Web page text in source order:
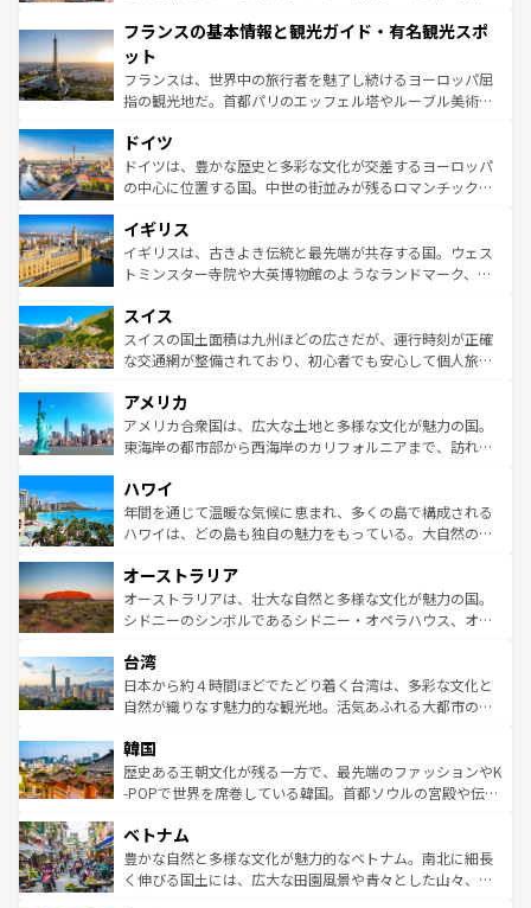
ませてくれるイタリアで、忘れられない旅をしてみよう！
なお、新着のイタリア情報は
しい。
文化が根付くこの国では、情熱的なフラメンコ、熱気あふ
れる闘牛、そして美味しいタパスが生活の一部となってい
る。首都マドリードの洗練された雰囲気や、バルセロナの
アートに溢れた街角から、地方では古代ローマ遺跡や中世
せる。地方によって風土や気候が異なるスペインはその個
性で訪れる人を魅了する。 なお、新着のスペイン情報は コ
ンテンツ一覧を参照してほしい。
フランスの基本情報と観光ガイド・有名観光スポ
ット
フランスは、世界中の旅行者を魅了し続けるヨーロッパ屈
指の観光地だ。首都パリのエッフェル塔やルーブル美術館
で、幅広い魅力が詰まっている。華麗な宮殿、歴史的な大
聖堂、美しいビーチ、そして豊かな自然が、訪れる者を心
から魅了する。また、フランスは美食の国としても知ら
いる。シャンパンの発祥地であるランス、プロヴァンスの
香り高いラベンダー畑など、多彩な楽しみ方が可能だ。さ
らに、パリ以外の地域にも魅力が溢れており、どの街角に
れる地方に足を運ぶとそれぞれで全く異なる文化を体験で
きるだろう。 なお、新着のフランス情報はコンテンツ一覧
を参照してほしい。
ドイツ
ドイツは、豊かな歴史と多彩な文化が交差するヨーロッパ
の中心に位置する国。中世の街並みが残るロマンチック街
顔を持つこの国は、どこを歩いても飽きることがない。ベ
ルリンの文化的活気、バイエルン州のアルプスの絶景、そ
してライン川沿いのワイン畑といった風景は必見。ビール
は、お酒好きな人にはぜひ体験してほしい。 なお、新着の
ドイツ情報はコンテンツ一覧を参照してほしい。
イギリス
イギリスは、古きよき伝統と最先端が共存する国。ウェス
トミンスター寺院や大英博物館のようなランドマーク、歴
リアごとに異なる魅力がある。また、優雅なアフタヌーン
ティー、ビール好きにはたまらない英国パブ、サッカー観
戦など、本場だからこそできる体験も豊富。イギリスを旅
ンツ一覧を参照してほしい。
スイス
スイスの国土面積は九州ほどの広さだが、運行時刻が正確
な交通網が整備されており、初心者でも安心して個人旅行
の建物がそのまま残る町や、スイスならではのユニークな
博物館もあり、アルプス観光だけでなく町歩きも満喫する
ことができる。国民の所得が高いため物価も高いが、旅行
ば市内交通費無料で観光を楽しむこともできる。 なお、新
着のスイス情報はコンテンツ一覧 を参照してほしい。
アメリカ
アメリカ合衆国は、広大な土地と多様な文化が魅力の国。
東海岸の都市部から西海岸のカリフォルニアまで、訪れる
のような巨大都市は、観光、ショッピング、エンターテイ
ンメントが詰まった刺激的なスポットだ。一方、アメリカ
西部には大自然が広がり、グランドキャニオンやイエロー
部のニューオーリンズでは、音楽と美食が融合した独特の
文化が魅力。旅行者はアメリカの各地域で異なる魅力を楽
しみながら、その多様性と豊かな歴史を感じることができ
ならではの贅沢な旅のスタイルだ。 なお、新着のアメリカ
情報はコンテンツ一覧を参照してほしい。
ハワイ
年間を通じて温暖な気候に恵まれ、多くの島で構成される
ハワイは、どの島も独自の魅力をもっている。大自然の神
ワイ島は見逃せない。また、定番の観光地といえばオアフ
島だが、静かな自然を求めるならマウイ島やカウアイ島が
おすすめ。エメラルドグリーンに輝く海をはじめ、豊かな
れるおもてなしの心で訪れる人々を迎えてくれるハワイの
人々、おいしいローカルフードやハワイアンミュージッ
ク、伝統的なフラダンスなど、すべてがハワイの魅力を彩
ワイを、存分に味わってほしい。 なお、新着のハワイ情報
はコンテンツ一覧を参照してほしい。
オーストラリア
オーストラリアは、壮大な自然と多様な文化が魅力の国。
シドニーのシンボルであるシドニー・オペラハウス、オー
リアリーフや大陸中央部にそびえるウルル（エアーズロッ
ク）、タスマニアの美しい原生林やケアンズの熱帯雨林な
ど、見どころがたくさん。また、カフェやワイン、オージ
いる。アクティビティも充実しており、サーフィンやダイ
ビング、ハイキングなど、アウトドア好きにはたまらな
い。オーストラリアの多彩な魅力を存分に味わいつくそ
参照してほしい。
台湾
日本から約４時間ほどでたどり着く台湾は、多彩な文化と
自然が織りなす魅力的な観光地。活気あふれる大都市の台
ン）、静ひつな山岳地帯である台湾東部など、都市の喧騒
と山間の静けさが共存しており、訪れる人に新しい発見と
驚きをもたらしてくれる。また、奥深い台湾の食文化も魅
容にもいいと評判のスイーツなど、バラエティ豊かな料理
が味わえる。 なお、新着の台湾情報は コンテンツ一覧を参
照してほしい。
韓国
歴史ある王朝文化が残る一方で、最先端のファッションやK
-POPで世界を席巻している韓国。首都ソウルの宮殿や伝統
き、地方に足を延ばせば四季折々の自然美を楽しむことが
できる。そして、キムチや焼肉、絶品のストリートフード
まで、さまざまな韓国料理が待っている。夜には、韓国な
ベトナム
豊かな自然と多様な文化が魅力的なベトナム。南北に細長
く伸びる国土には、広大な田園風景や青々とした山々、世